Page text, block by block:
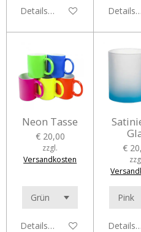
Details anzeigen Details
Neon Tasse
€ 20,00
zzgl.
Versandkosten
Details anzeigen
€
Details